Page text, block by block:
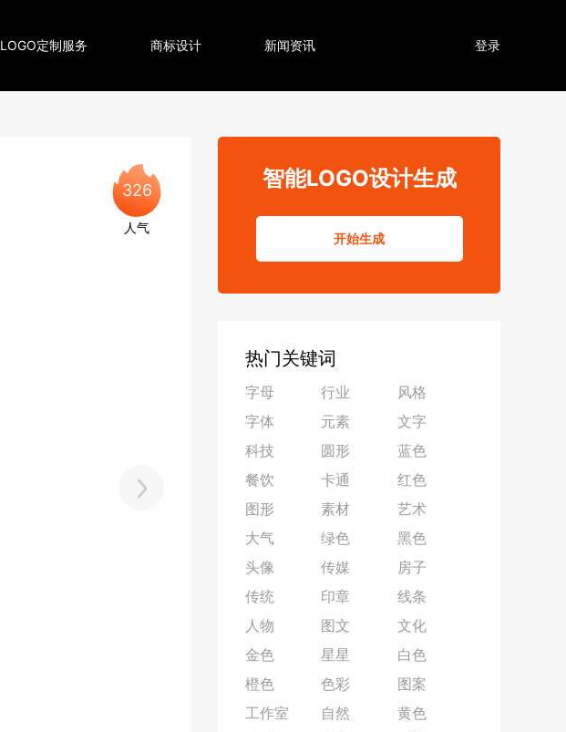
LOGO定制服务 商标设计 新闻资讯 登录
326
人气
智能LOGO设计生成
开始生成
热门关键词
字母 行业
风格
字体
元素
文字
科技
圆形
蓝色
餐饮
卡通
红色
图形
素材
艺术
大气
绿色
黑色
头像
传媒
房子
传统
印章
线条
人物
图文
文化
金色
星星
白色
橙色
色彩
图案
工作室
自然
黄色